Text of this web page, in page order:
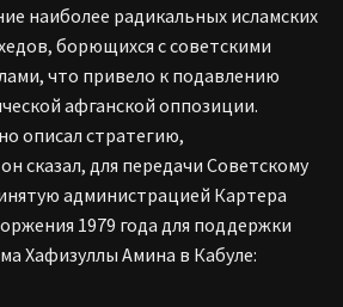
наиболее радикальных исламских
борющихся с советскими
что привело к подавлению
афганской оппозиции.
описал стратегию,
сказал, для передачи Советскому
администрацией Картера
1979 года для поддержки
Хафизуллы Амина в Кабуле: